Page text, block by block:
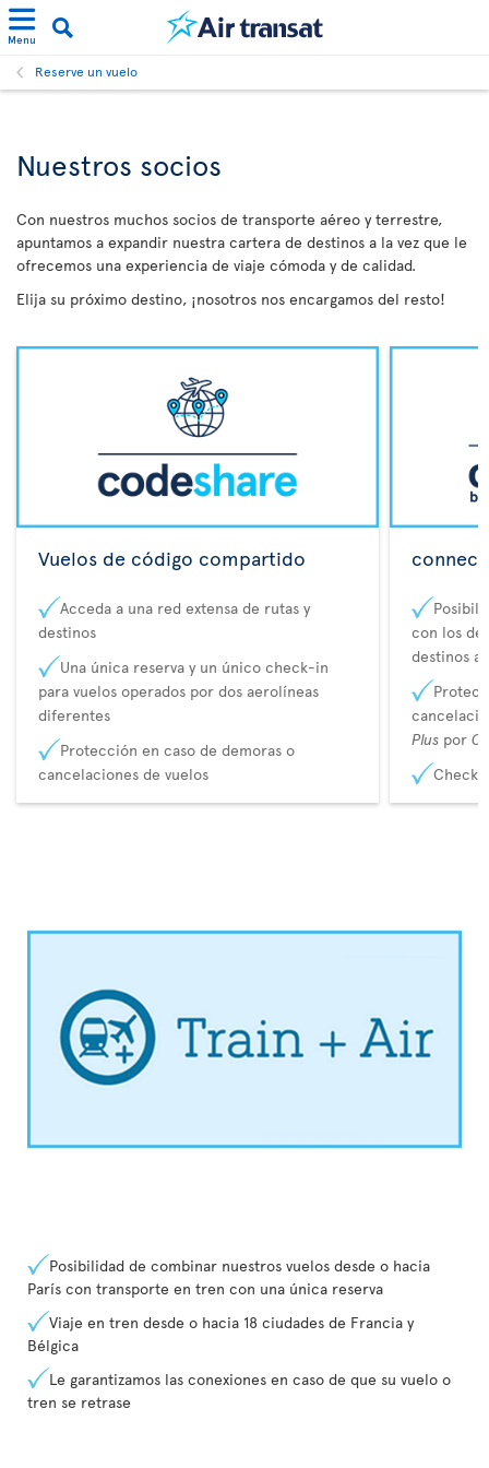
Menu
Reserve un vuelo
Nuestros socios
Con nuestros muchos socios de transporte aéreo y terrestre,
apuntamos a expandir nuestra cartera de destinos a la vez que le
ofrecemos una experiencia de viaje cómoda y de calidad.
Elija su próximo destino, ¡nosotros nos encargamos del resto!
Vuelos de código compartido
Acceda a una red extensa de rutas y
destinos
Una única reserva y un único check-in
para vuelos operados por dos aerolíneas
diferentes
Protección en caso de demoras o
cancelaciones de vuelos
con los de
destinos
Plus por
Check-
Posibilidad de combinar nuestros vuelos desde o hacia
París con transporte en tren con una única reserva
Viaje en tren desde o hacia 18 ciudades de Francia y
Bélgica
Le garantizamos las conexiones en caso de que su vuelo o
tren se retrase